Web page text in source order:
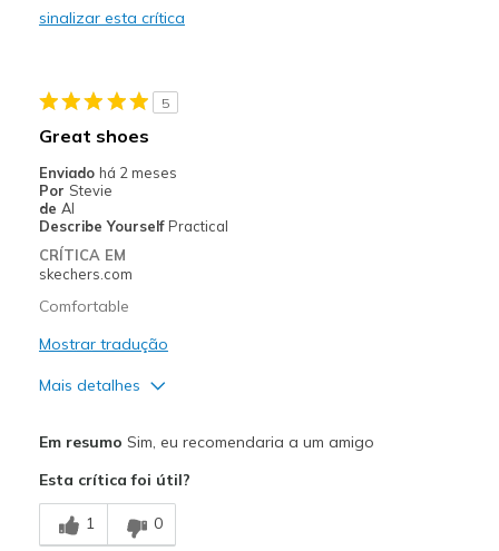
View On Shoes
Shoes are for Wearing
sinalizar esta crítica
5
Great shoes
Enviado há 2 meses
Por Stevie
de Al
Describe Yourself Practical
CRÍTICA EM
skechers.com
Comfortable
Mostrar tradução
Mais detalhes
Contras
Need Break In
Em resumo Sim, eu recomendaria a um amigo
Esta crítica foi útil?
1 0